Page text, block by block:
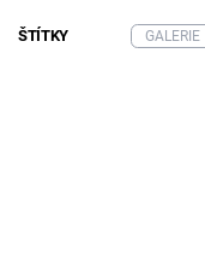
ŠTÍTKY GALERIE